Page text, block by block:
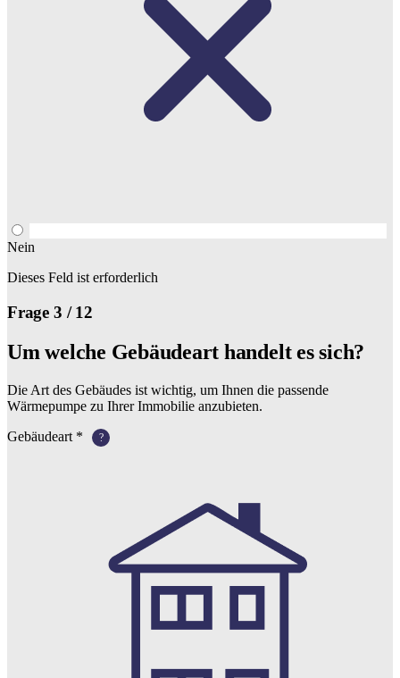
Nein
Dieses Feld ist erforderlich
Frage 3 / 12
Um welche Gebäudeart handelt es sich?
Die Art des Gebäudes ist wichtig, um Ihnen die passende
Wärmepumpe zu Ihrer Immobilie anzubieten.
Gebäudeart * ?